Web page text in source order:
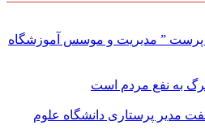
پرست ” مدیریت و موسس آموزشگاه
به نفع مردم است
مدیر پرستاری دانشگاه علوم